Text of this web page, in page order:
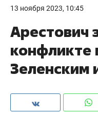
13 ноября 2023, 10:45
Арестович
конфликте
Зеленским